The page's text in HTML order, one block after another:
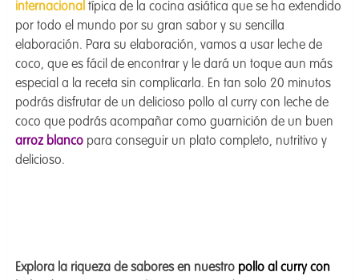
internacionaltípica de la cocina asiática que se ha extendido
por todo el mundo por su gran sabor y su sencilla
elaboración. Para su elaboración, vamos a usar leche de
coco, que es fácil de encontrar y le dará un toque aun más
especial a la receta sin complicarla. En tan solo 20 minutos
podrás disfrutar de un delicioso pollo al curry con leche de
coco que podrás acompañar como guarnición de un buen
arroz blancopara conseguir un plato completo, nutritivo y
delicioso.
Explora la riqueza de sabores en nuestro pollo al curry con